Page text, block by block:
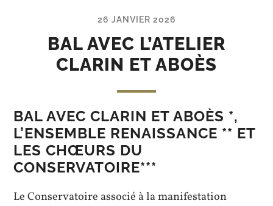
26 JANVIER 2026
BAL AVEC L’ATELIER
CLARIN ET ABOÈS
BAL AVEC CLARIN ET ABOÈS *,
L’ENSEMBLE RENAISSANCE ** ET
LES CHŒURS DU
CONSERVATOIRE***
Le Conservatoire associé à la manifestation